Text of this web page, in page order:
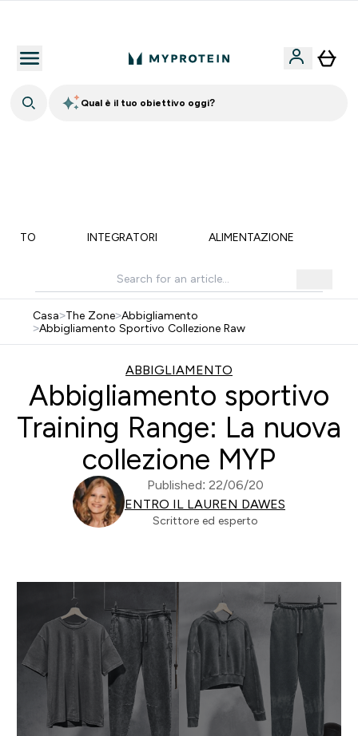
Qual è il tuo obiettivo oggi?
INTEGRATORI ALIMENTAZIONE
Casa>The Zone>Abbigliamento
>Abbigliamento Sportivo Collezione Raw
ABBIGLIAMENTO
Abbigliamento sportivo
Training Range: La nuova
collezione MYP
Published: 22/06/20
ENTRO IL LAUREN DAWES
Scrittore ed esperto